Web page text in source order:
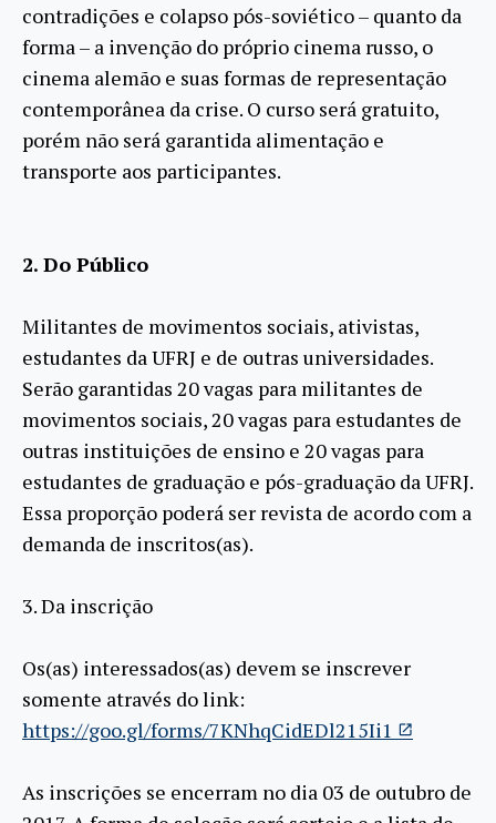
contradições e colapso pós-soviético – quanto da
forma – a invenção do próprio cinema russo, o
cinema alemão e suas formas de representação
contemporânea da crise. O curso será gratuito,
porém não será garantida alimentação e
transporte aos participantes.
2. Do Público
Militantes de movimentos sociais, ativistas,
estudantes da UFRJ e de outras universidades.
Serão garantidas 20 vagas para militantes de
movimentos sociais, 20 vagas para estudantes de
outras instituições de ensino e 20 vagas para
estudantes de graduação e pós-graduação da UFRJ.
Essa proporção poderá ser revista de acordo com a
demanda de inscritos(as).
3. Da inscrição
Os(as) interessados(as) devem se inscrever
somente através do link:
https://goo.gl/forms/7KNhqCidEDl215Ii1
As inscrições se encerram no dia 03 de outubro de